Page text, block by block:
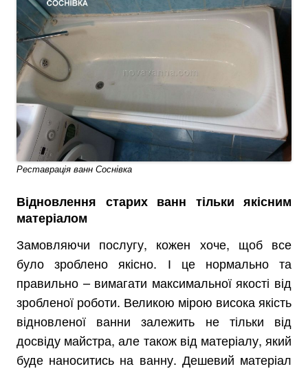
Реставрація ванн Соснівка
Відновлення старих ванн тільки якісним
матеріалом
Замовляючи послугу, кожен хоче, щоб все
було зроблено якісно. І це нормально та
правильно – вимагати максимальної якості від
зробленої роботи. Великою мірою висока якість
відновленої ванни залежить не тільки від
досвіду майстра, але також від матеріалу, який
буде наноситись на ванну. Дешевий матеріал